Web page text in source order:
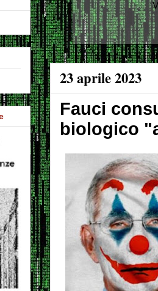
23 aprile 2023
Fauci
biologico